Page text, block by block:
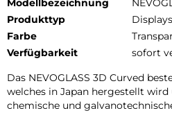
Modellbezeichnung
Produkttyp
Farbe
Verfügbarkeit
sofort
Das NEVOGLASS 3D Curved
welches in Japan hergestellt
chemische und